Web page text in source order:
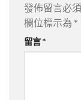
發佈留言必
欄位標示為 *
留言*